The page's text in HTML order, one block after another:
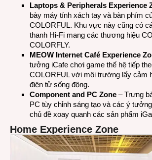
Laptops & Peripherals Experience
bày máy tính xách tay và bàn phím
COLORFUL. Khu vực này cũng có
thanh Hi-Fi mang các thương hiệu
COLORFLY.
MEOW Internet Café Experience
tưởng iCafe chơi game thế hệ tiếp
COLORFUL với môi trường lấy cảm
điện tử sống động.
Component and PC Zone – Trưng
PC tùy chỉnh sáng tạo và các ý
chủ đề xoay quanh các sản phẩm
Home Experience Zone